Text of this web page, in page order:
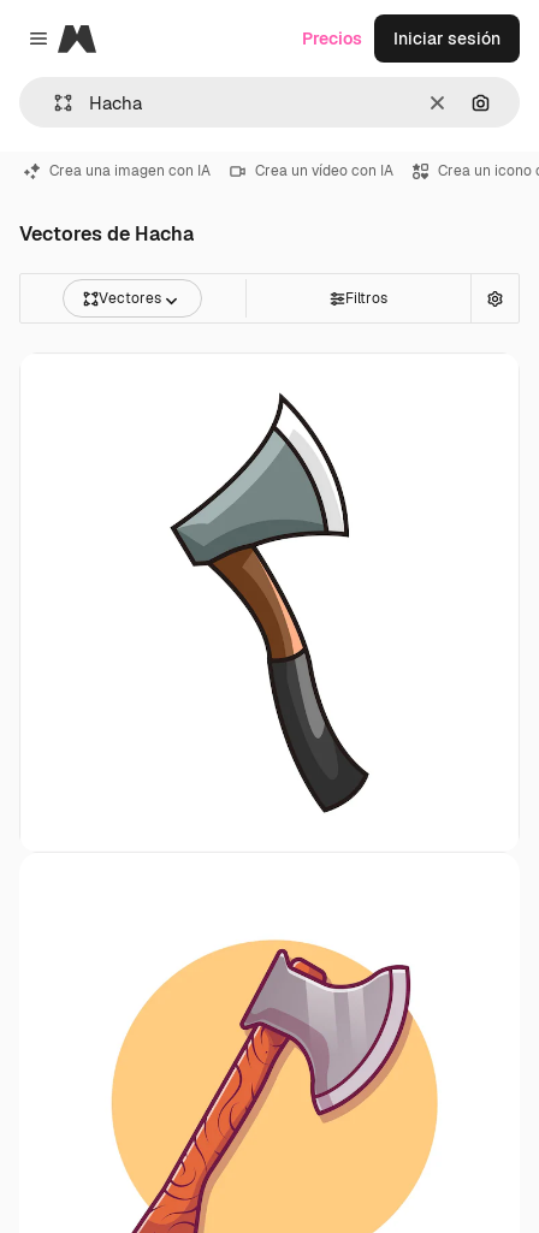
Close menu
Magnific
Borrar
Precios Iniciar sesión
Crea una imagen con IA Crea un vídeo con IA Crea un icono
Vectores de Hacha
Vectores Filtros